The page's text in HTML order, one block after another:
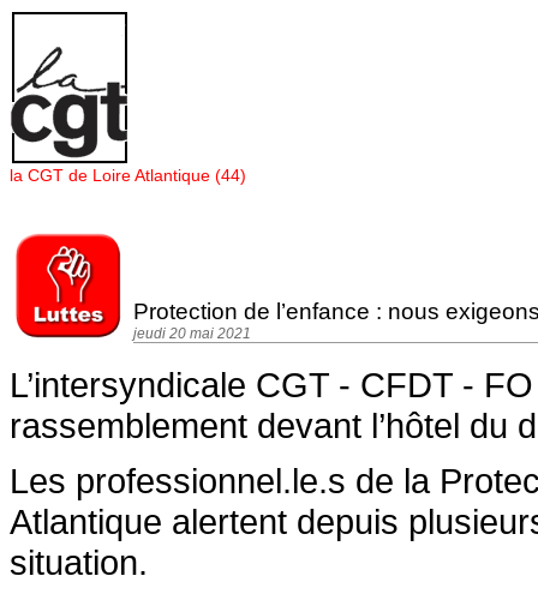
Panneau de gestion des cookies
la CGT de Loire Atlantique (44)
Protection de l’enfance : nous
jeudi 20 mai 2021
L’intersyndicale CGT - CFDT -
rassemblement devant l’hôtel du
Les professionnel.le.s de la
Atlantique alertent depuis
situation.